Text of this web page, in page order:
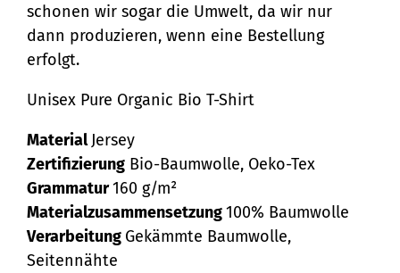
schonen wir sogar die Umwelt, da wir nur
dann produzieren, wenn eine Bestellung
erfolgt.
Unisex Pure Organic Bio T-Shirt
MaterialJersey
Zertifizierung Bio-Baumwolle, Oeko-Tex
Grammatur160 g/m²
Materialzusammensetzung100% Baumwolle
Verarbeitung Gekämmte Baumwolle,
Seitennähte